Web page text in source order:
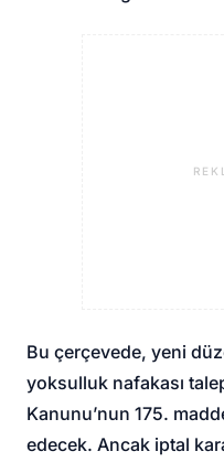
Bu çerçevede, yeni
yoksulluk nafakası
Kanunu’nun 175.
edecek. Ancak iptal